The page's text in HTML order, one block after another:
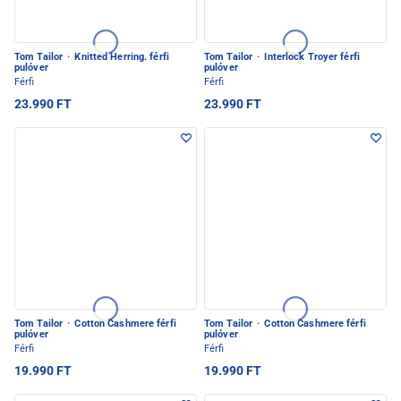
Tom Tailor · Knitted Herring. férfi
pulóver
Férfi
23.990 FT
Tom Tailor ·
Interlock Troyer férfi
pulóver
Férfi
23.990 FT
Tom Tailor · Cotton Cashmere férfi
pulóver
Férfi
19.990 FT
Tom Tailor · Cotton Cashmere férfi
pulóver
Férfi
19.990 FT